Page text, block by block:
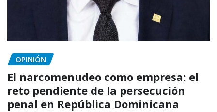
OPINIÓN
El narcomenudeo como empresa: el
reto pendiente de la persecución
penal en República Dominicana